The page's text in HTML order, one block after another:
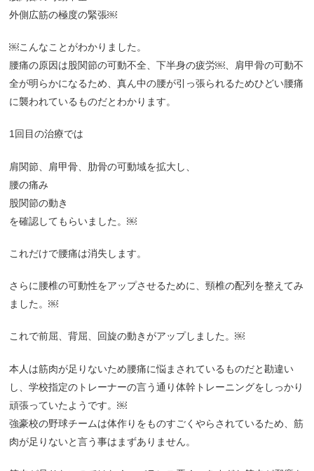
外側広筋の極度の緊張￼
￼こんなことがわかりました。
腰痛の原因は股関節の可動不全、下半身の疲労￼、肩甲骨の可動不
全が明らかになるため、真ん中の腰が引っ張られるためひどい腰痛
に襲われているものだとわかります。
1回目の治療では
肩関節、肩甲骨、肋骨の可動域を拡大し、
腰の痛み
股関節の動き
を確認してもらいました。￼
これだけで腰痛は消失します。
さらに腰椎の可動性をアップさせるために、頸椎の配列を整えてみ
ました。￼
これで前屈、背屈、回旋の動きがアップしました。￼
本人は筋肉が足りないため腰痛に悩まされているものだと勘違い
し、学校指定のトレーナーの言う通り体幹トレーニングをしっかり
頑張っていたようです。￼
強豪校の野球チームは体作りをものすごくやらされているため、筋
肉が足りないと言う事はまずありません。